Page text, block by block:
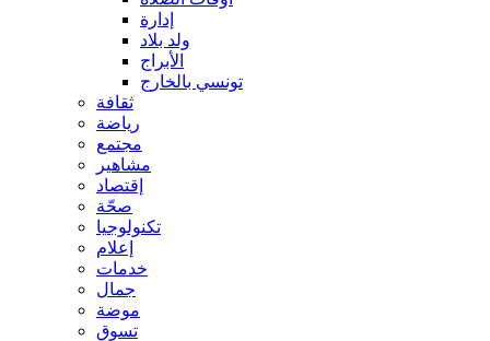
إدارة
ولد بلاد
الأبراج
تونسي بالخارج
ثقافة
رياضة
مجتمع
مشاهير
إقتصاد
صحّة
تكنولوجيا
إعلام
خدمات
جمال
موضة
تسوق